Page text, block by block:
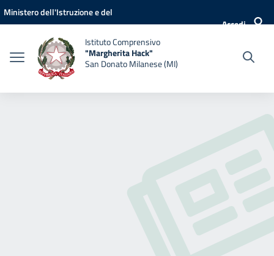
Vai ai contenuti
Vai al menu di navigazione
Vai al footer
Ministero dell'Istruzione e del
Accedi
Istituto Comprensivo
"Margherita Hack"
San Donato Milanese (MI)